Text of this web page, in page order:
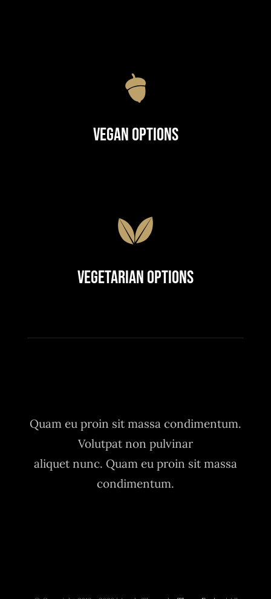
Vegan Options
Vegetarian Options
Quam eu proin sit massa condimentum.
Volutpat non pulvinar
aliquet nunc. Quam eu proin sit massa
condimentum.